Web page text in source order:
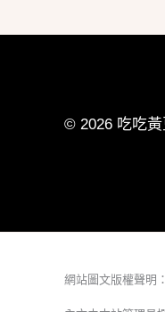
© 2026 吃吃
網站圖文版權聲明